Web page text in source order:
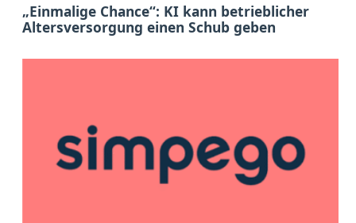
„Einmalige Chance“: KI kann betrieblicher
Altersversorgung einen Schub geben